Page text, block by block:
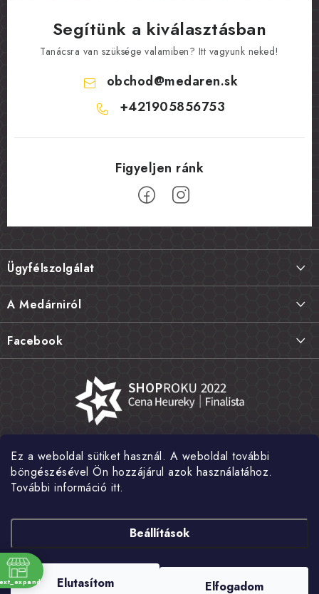
Ez a weboldal sütiket használ. A weboldal további
böngészésével Ön hozzájárul azok használatához.
További információ itt.
Beállítások
Elutasítom Elfogadom
Segítünk a kiválasztásban
Tanácsra van szüksége valamiben? Itt vagyunk neked!
obchod@medaren.sk
+421905856753
L
á
b
l
é
c
Ügyfélszolgálat
Termékek visszaküldése, csere és reklamációk
Gyakori kérdések FAQ
Általános szerződési feltételek
Nagykereskedelem
A Medárniról
A mi történetünk
Fotógaléria
Hírek
Facebook
Copyright 2026 . Minden jog fenntartva.Süti beállítások